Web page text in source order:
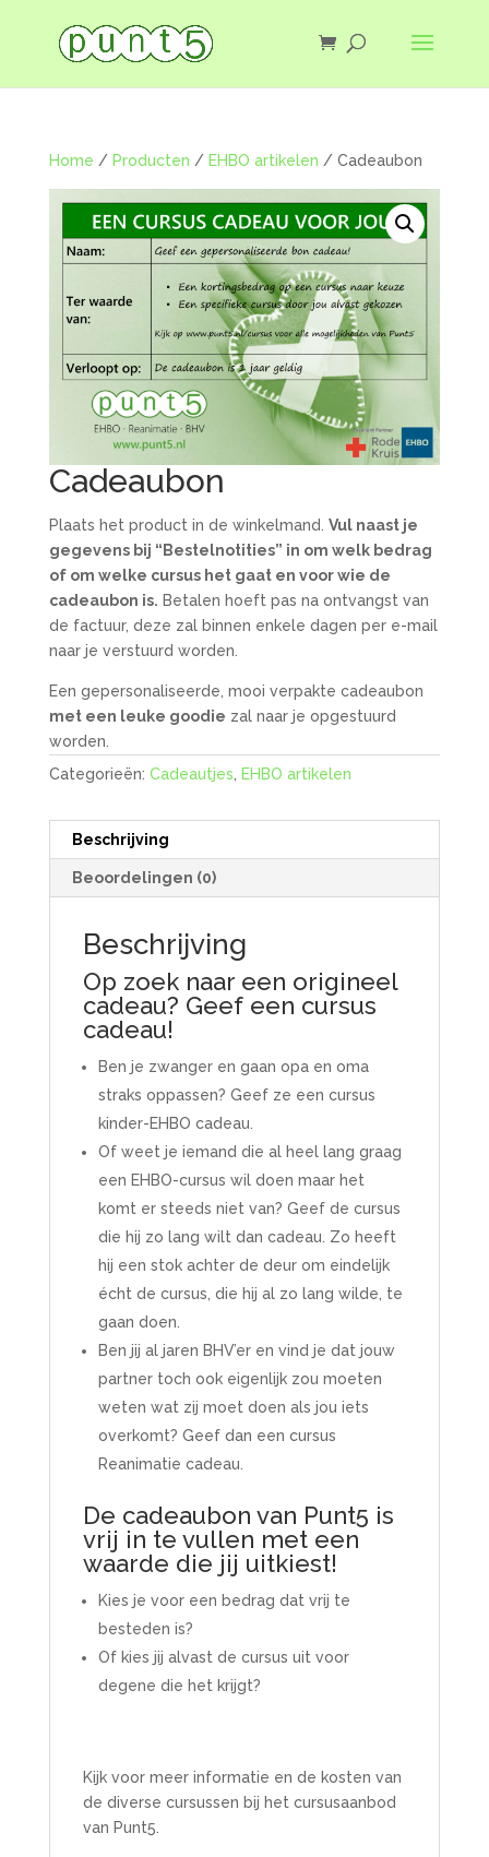
Home / Producten / EHBO artikelen / Cadeaubon
Cadeaubon
Plaats het product in de winkelmand. Vul naast je
gegevens bij “Bestelnotities” in om welk bedrag
of om welke cursus het gaat en voor wie de
cadeaubon is. Betalen hoeft pas na ontvangst van
de factuur, deze zal binnen enkele dagen per e-mail
naar je verstuurd worden.
Een gepersonaliseerde, mooi verpakte cadeaubon
met een leuke goodie zal naar je opgestuurd
worden.
Categorieën: Cadeautjes EHBO artikelen
Beschrijving
Beoordelingen (0)
Beschrijving
Op zoek naar een origineel
cadeau? Geef een cursus
cadeau!
Ben je zwanger en gaan opa en oma
straks oppassen? Geef ze een cursus
kinder-EHBO cadeau.
Of weet je iemand die al heel lang graag
een EHBO-cursus wil doen maar het
komt er steeds niet van? Geef de cursus
die hij zo lang wilt dan cadeau. Zo heeft
hij een stok achter de deur om eindelijk
écht de cursus, die hij al zo lang wilde, te
gaan doen.
Ben jij al jaren BHV’er en vind je dat jouw
partner toch ook eigenlijk zou moeten
weten wat zij moet doen als jou iets
overkomt? Geef dan een cursus
Reanimatie cadeau.
De cadeaubon van Punt5 is
vrij in te vullen met een
waarde die jij uitkiest!
Kies je voor een bedrag dat vrij te
besteden is?
Of kies jij alvast de cursus uit voor
degene die het krijgt?
Kijk voor meer informatie en de kosten van
de diverse cursussen bij het cursusaanbod
van Punt5.